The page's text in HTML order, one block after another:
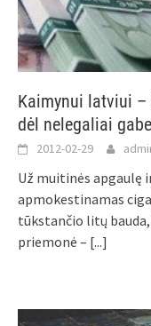
Kaimynui latviui
dėl nelegaliai
2012-02-29
Už muitinės apgaulę
apmokestinamas
tūkstančio litų
priemonė – [...]